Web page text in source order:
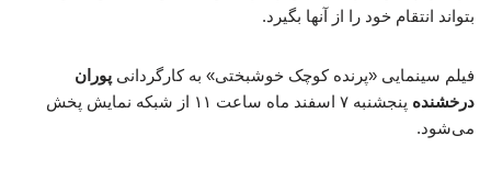
بتواند انتقام خود را از آنها بگیرد.
فیلم سینمایی «پرنده کوچک خوشبختی» به کارگردانی پوران
درخشنده
پنجشنبه ۷ اسفند ماه ساعت ۱۱ از شبکه نمایش پخش
می‌شود.